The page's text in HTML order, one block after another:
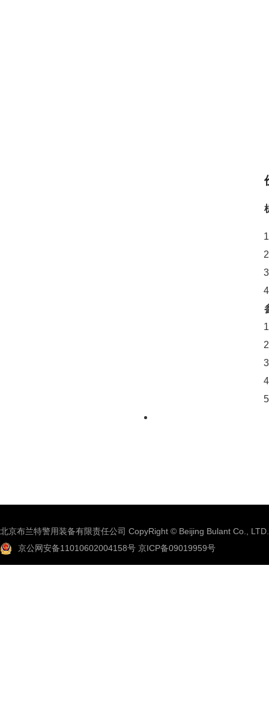
北京布兰特警用装备有限责任公司 CopyRight © Beijing Bulant Co., LTD.
京公网安备11010602004158号 京ICP备09019959号